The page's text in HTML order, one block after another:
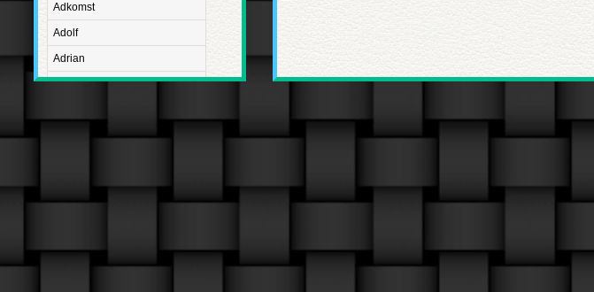
Adkomst
Adolf
Adrian
Advent
Aetatis suae
Agapetus